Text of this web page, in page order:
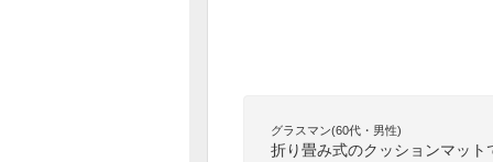
グラスマン(60代・男性)
折り畳み式のクッションマッ